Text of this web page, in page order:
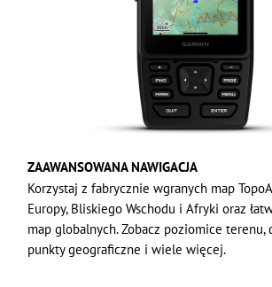
ZAAWANSOWANA NAWIGACJA
Korzystaj z fabrycznie wgranych map
Europy, Bliskiego Wschodu i Afryki oraz
map globalnych. Zobacz poziomice terenu,
punkty geograficzne i wiele więcej.